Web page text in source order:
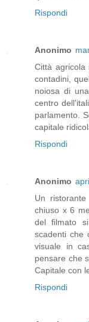
Rispondi
Anonimo
Città
contadini,
noiosa di
centro
parlamento.
capitale
Rispondi
Anonimo
Un
chiuso x 6
del filmato
scadenti che
visuale in
pensare che
Capitale con
Rispondi